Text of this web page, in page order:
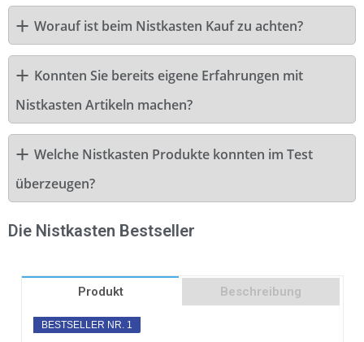
Worauf ist beim Nistkasten Kauf zu achten?
Konnten Sie bereits eigene Erfahrungen mit
Nistkasten Artikeln machen?
Welche Nistkasten Produkte konnten im Test
überzeugen?
Die Nistkasten Bestseller
Produkt Beschreibung
BESTSELLER NR. 1